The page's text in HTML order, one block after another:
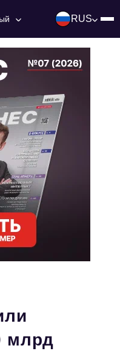
RUS
млрд